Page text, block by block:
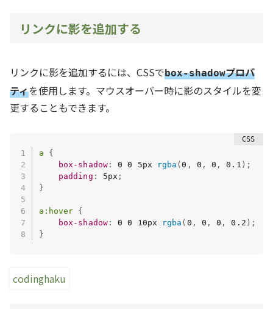
リンクに影を追加する
リンクに影を追加するには、CSSでbox-shadowプロパ
ティを使用します。マウスオーバー時に影のスタイルを変
更することもできます。
a
{
box-shadow: 0 0 5px rgba (0 , 0 , 0 , 0.1 ) ;
padding : 5px ;
}
a:hover {
box-shadow: 0 0 10px rgba ( 0 , 0 , 0 , 0.2 ) ;
}
codinghaku